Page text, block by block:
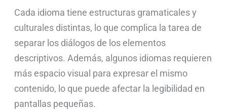
Cada idioma tiene estructuras gramaticales y
culturales distintas, lo que complica la tarea de
separar los diálogos de los elementos
descriptivos. Además, algunos idiomas requieren
más espacio visual para expresar el mismo
contenido, lo que puede afectar la legibilidad en
pantallas pequeñas.